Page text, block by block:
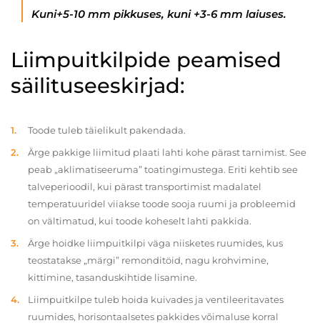
Kuni+5-10 mm pikkuses, kuni +3-6 mm laiuses.
Liimpuitkilpide peamised
säilituseeskirjad:
Toode tuleb täielikult pakendada.
Ärge pakkige liimitud plaati lahti kohe pärast tarnimist. See
peab „aklimatiseeruma” toatingimustega. Eriti kehtib see
talveperioodil, kui pärast transportimist madalatel
temperatuuridel viiakse toode sooja ruumi ja probleemid
on vältimatud, kui toode koheselt lahti pakkida.
Ärge hoidke liimpuitkilpi väga niisketes ruumides, kus
teostatakse „märgi” remonditöid, nagu krohvimine,
kittimine, tasanduskihtide lisamine.
Liimpuitkilpe tuleb hoida kuivades ja ventileeritavates
ruumides, horisontaalsetes pakkides võimaluse korral